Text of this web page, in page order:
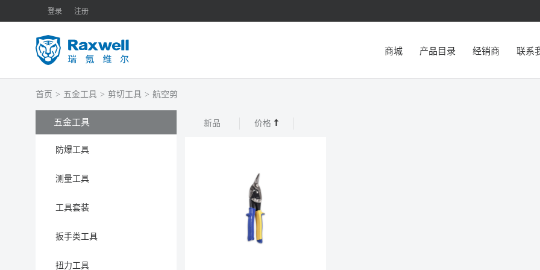
登录 注册
商城 产品目录 经销商 联系
首页 > 五金工具 > 剪切工具 > 航空剪
五金工具
防爆工具
测量工具
工具套装
扳手类工具
扭力工具
新品 价格